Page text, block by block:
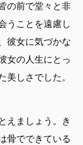
の前で堂々と非
うことを遠慮し
彼女に気づかな
女の人生にとっ
美しさでした。
えましょう。き
骨でできている